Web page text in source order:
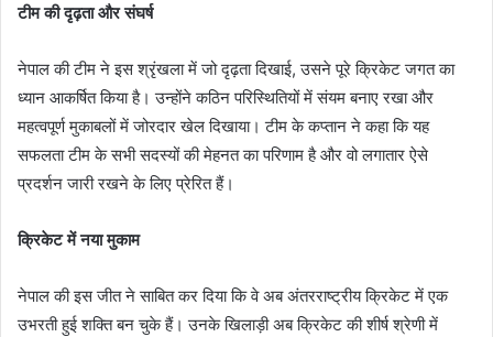
टीम की दृढ़ता और संघर्ष
नेपाल की टीम ने इस श्रृंखला में जो दृढ़ता दिखाई, उसने पूरे क्रिकेट जगत का
ध्यान आकर्षित किया है। उन्होंने कठिन परिस्थितियों में संयम बनाए रखा और
महत्वपूर्ण मुकाबलों में जोरदार खेल दिखाया। टीम के कप्तान ने कहा कि यह
सफलता टीम के सभी सदस्यों की मेहनत का परिणाम है और वो लगातार ऐसे
प्रदर्शन जारी रखने के लिए प्रेरित हैं।
क्रिकेट में नया मुकाम
नेपाल की इस जीत ने साबित कर दिया कि वे अब अंतरराष्ट्रीय क्रिकेट में एक
उभरती हुई शक्ति बन चुके हैं। उनके खिलाड़ी अब क्रिकेट की शीर्ष श्रेणी में